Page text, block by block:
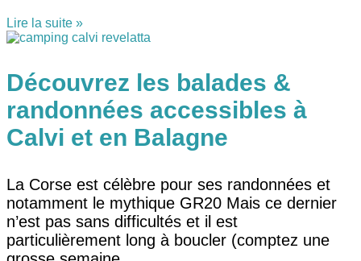
Lire la suite »
Découvrez les balades &
randonnées accessibles à
Calvi et en Balagne
La Corse est célèbre pour ses randonnées et
notamment le mythique GR20 Mais ce dernier
n’est pas sans difficultés et il est
particulièrement long à boucler (comptez une